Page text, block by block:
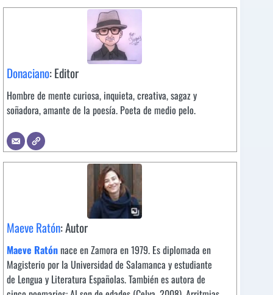
Donaciano: Editor
Hombre de mente curiosa, inquieta, creativa, sagaz y
soñadora, amante de la poesía. Poeta de medio pelo.
Maeve Ratón: Autor
Maeve Ratónnace en Zamora en 1979. Es diplomada en
Magisterio por la Universidad de Salamanca y estudiante
de Lengua y Literatura Españolas. También es autora de